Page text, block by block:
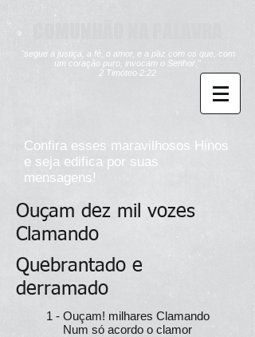
"segue a justiça, a fé, o amor, e a paz com os que, com
um coração puro, invocam o Senhor."
2 Timóteo 2:22
Confira esses maravilhosos Hinos
e seja edifica por suas
mensagens!
Ouçam dez mil vozes
Clamando
1 - Ouçam! milhares Clamando
Num só acordo o clamor
Quebrantado e
derramado